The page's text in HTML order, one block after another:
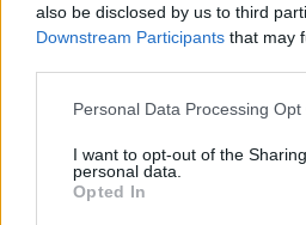
also be disclosed by us to third
Downstream Participants that may
Personal Data Processing Opt
I want to opt-out of the
personal data.
Opted In
«Τυφώνας Καλλιάνος»
10:40 - 13 Ιουλίου 2022
Οι ερωτήσεις του
και εποικοδομητικές
από τους υπουργούς και